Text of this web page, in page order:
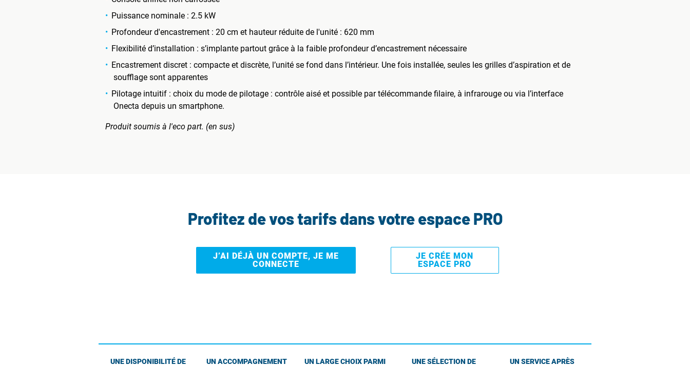
Puissance nominale : 2.5 kW
Profondeur d'encastrement : 20 cm et hauteur réduite de l'unité : 620 mm
Flexibilité d’installation : s’implante partout grâce à la faible profondeur d’encastrement nécessaire
Encastrement discret : compacte et discrète, l’unité se fond dans l’intérieur. Une fois installée, seules les grilles d’aspiration et de
soufflage sont apparentes
Pilotage intuitif : choix du mode de pilotage : contrôle aisé et possible par télécommande filaire, à infrarouge ou via l’interface
Onecta depuis un smartphone.
Produit soumis à l'eco part. (en sus)
Profitez de vos tarifs dans votre espace PRO
J’AI DÉJÀ UN COMPTE, JE ME
CONNECTE
JE CRÉE MON
ESPACE PRO
UNE DISPONIBILITÉ DE
UN ACCOMPAGNEMENT
UN LARGE CHOIX PARMI
UNE SÉLECTION DE
UN SERVICE APRÈS